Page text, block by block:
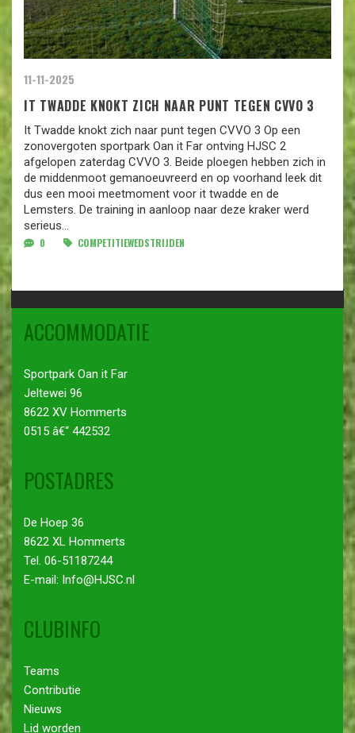
11-11-2025
IT TWADDE KNOKT ZICH NAAR PUNT TEGEN CVVO 3
It Twadde knokt zich naar punt tegen CVVO 3 Op een
zonovergoten sportpark Oan it Far ontving HJSC 2
afgelopen zaterdag CVVO 3. Beide ploegen hebben zich in
de middenmoot gemanoeuvreerd en op voorhand leek dit
dus een mooi meetmoment voor it twadde en de
Lemsters. De training in aanloop naar deze kraker werd
serieus...
0 COMPETITIEWEDSTRIJDEN
ACCOMMODATIE
Sportpark Oan it Far
Jeltewei 96
8622 XV Hommerts
0515 â€“ 442532
POSTADRES
De Hoep 36
8622 XL Hommerts
Tel. 06-51187244
E-mail: Info@HJSC.nl
CLUBINFO
Teams
Contributie
Nieuws
Lid worden